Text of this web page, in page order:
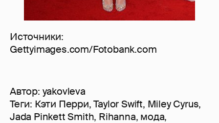
Источники:
Gettyimages.com/Fotobank.com
Автор: yakovleva
Теги: Кэти Перри,Taylor Swift, Miley Cyrus,
Jada Pinkett Smith, Rihanna, мода,